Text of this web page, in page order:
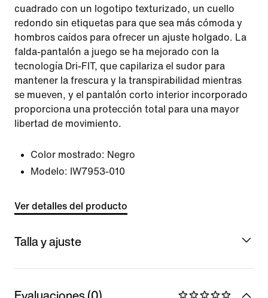
cuadrado con un logotipo texturizado, un cuello
redondo sin etiquetas para que sea más cómoda y
hombros caídos para ofrecer un ajuste holgado. La
falda-pantalón a juego se ha mejorado con la
tecnología Dri-FIT, que capilariza el sudor para
mantener la frescura y la transpirabilidad mientras
se mueven, y el pantalón corto interior incorporado
proporciona una protección total para una mayor
libertad de movimiento.
Color mostrado: Negro
Modelo: IW7953-010
Ver detalles del producto
Talla y ajuste